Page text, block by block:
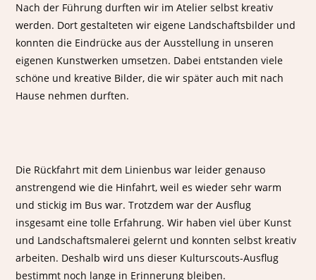
Nach der Führung durften wir im Atelier selbst kreativ
werden. Dort gestalteten wir eigene Landschaftsbilder und
konnten die Eindrücke aus der Ausstellung in unseren
eigenen Kunstwerken umsetzen. Dabei entstanden viele
schöne und kreative Bilder, die wir später auch mit nach
Hause nehmen durften.
Die Rückfahrt mit dem Linienbus war leider genauso
anstrengend wie die Hinfahrt, weil es wieder sehr warm
und stickig im Bus war. Trotzdem war der Ausflug
insgesamt eine tolle Erfahrung. Wir haben viel über Kunst
und Landschaftsmalerei gelernt und konnten selbst kreativ
arbeiten. Deshalb wird uns dieser Kulturscouts-Ausflug
bestimmt noch lange in Erinnerung bleiben.